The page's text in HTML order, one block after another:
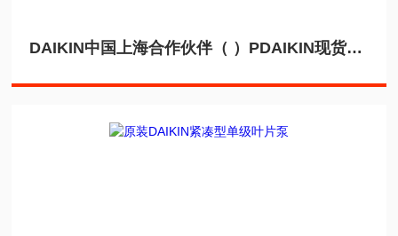
DAIKIN中国上海合作伙伴（ ）PDAIKIN现货电磁阀